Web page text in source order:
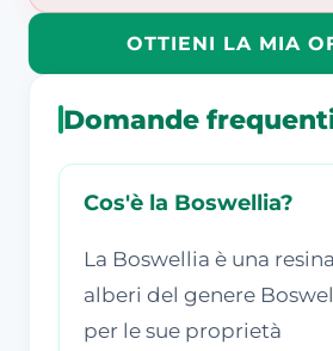
OTTIENI LA MIA
Domande
Cos'è la Boswellia?
La Boswellia è una
alberi del genere
per le sue proprietà